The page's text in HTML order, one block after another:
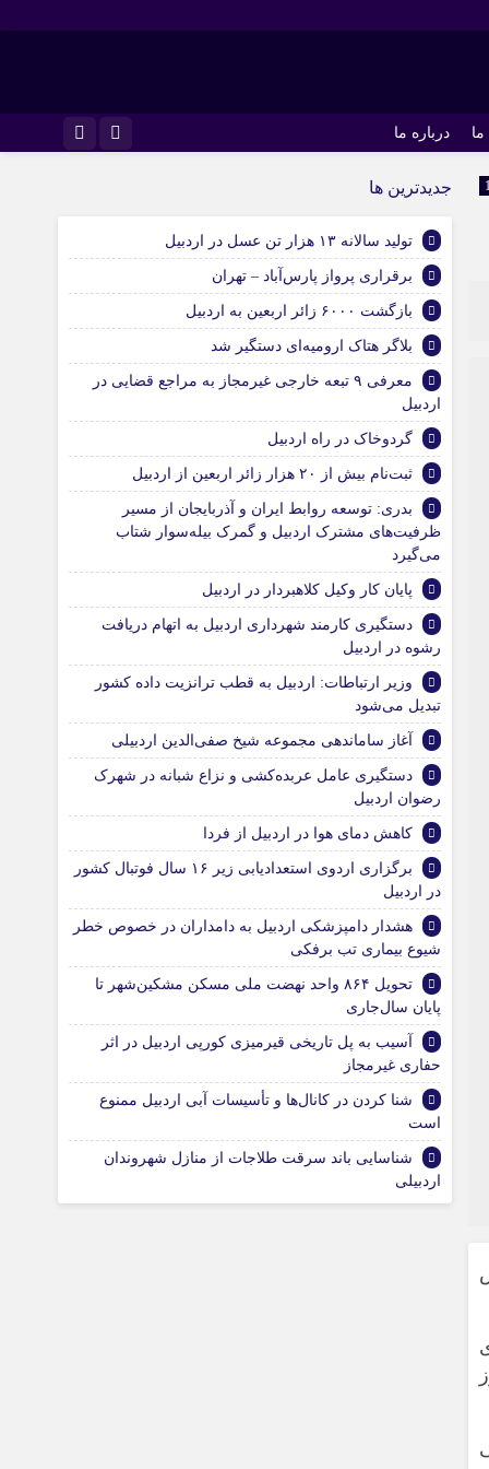
درباره ما
امتیازی
مدت ۱۰ روز
جديدترين ها
تولید سالانه ۱۳ هزار تن عسل در اردبیل
برقراری پرواز پارس‌آباد – تهران
بازگشت ۶۰۰۰ زائر اربعین به اردبیل
بلاگر هتاک ارومیه‌ای دستگیر شد
معرفی ۹ تبعه خارجی غیرمجاز به مراجع قضایی در
اردبیل
گردوخاک در راه اردبیل
ثبت‌نام بیش از ۲۰ هزار زائر اربعین از اردبیل
بدری: توسعه روابط ایران و آذربایجان از مسیر
ظرفیت‌های مشترک اردبیل و گمرک بیله‌سوار شتاب
می‌گیرد
پایان کار وکیل کلاهبردار در اردبیل
دستگیری کارمند شهرداری اردبیل به اتهام دریافت
رشوه در اردبیل
وزیر ارتباطات: اردبیل به قطب ترانزیت داده کشور
تبدیل می‌شود
آغاز ساماندهی مجموعه شیخ صفی‌الدین اردبیلی
دستگیری عامل عربده‌کشی و نزاع شبانه در شهرک
رضوان اردبیل
کاهش دمای هوا در اردبیل از فردا
برگزاری اردوی استعدادیابی زیر ۱۶ سال فوتبال کشور
در اردبیل
هشدار دامپزشکی اردبیل به دامداران در خصوص خطر
شیوع بیماری تب برفکی
تحویل ۸۶۴ واحد نهضت ملی مسکن مشکین‌شهر تا
پایان سال‌جاری
آسیب به پل تاریخی قیرمیزی کورپی اردبیل در اثر
حفاری غیرمجاز
شنا کردن در کانال‌ها و تأسیسات آبی اردبیل ممنوع
است
شناسایی باند سرقت طلاجات از منازل شهروندان
اردبیلی